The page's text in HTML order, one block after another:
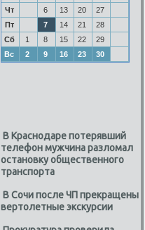
Чт
6 13 20
27
Пт
7 14 21
28
Сб
1 8 15 22
29
Вс
2 9 16 23 30
В Краснодаре потерявший
телефон мужчина разломал
остановку общественного
транспорта
В Сочи после ЧП прекращены
вертолетные экскурсии